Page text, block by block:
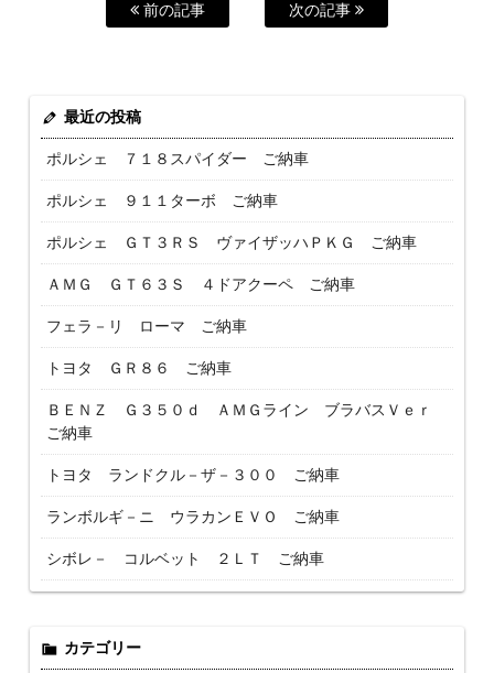
前の記事 次の記事
最近の投稿
ポルシェ ７１８スパイダー ご納車
ポルシェ ９１１ターボ ご納車
ポルシェ ＧＴ３ＲＳ ヴァイザッハＰＫＧ ご納車
ＡＭＧ ＧＴ６３Ｓ ４ドアクーペ ご納車
フェラ－リ ローマ ご納車
トヨタ ＧＲ８６ ご納車
ＢＥＮＺ Ｇ３５０ｄ ＡＭＧライン ブラバスＶｅｒ
ご納車
トヨタ ランドクル－ザ－３００ ご納車
ランボルギ－ニ ウラカンＥＶＯ ご納車
シボレ－ コルベット ２ＬＴ ご納車
カテゴリー